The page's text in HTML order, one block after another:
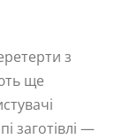
з
ще
заготівлі —